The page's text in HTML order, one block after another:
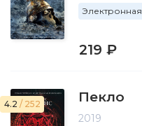
Электронная
219 ₽
4.2 / 252 Пекло
2019